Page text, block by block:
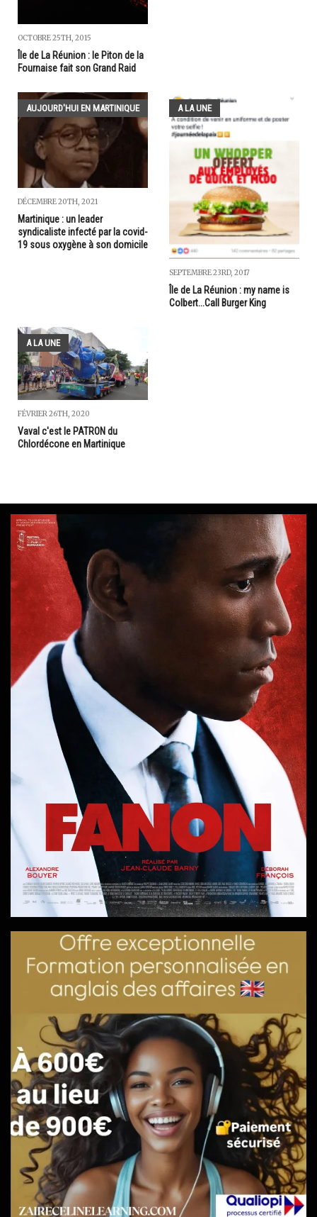
OCTOBRE 25TH, 2015
Île de La Réunion : le Piton de la
Fournaise fait son Grand Raid
AUJOURD'HUI EN MARTINIQUE
DÉCEMBRE 20TH, 2021
Martinique : un leader
syndicaliste infecté par la covid-
19 sous oxygène à son domicile
A LA UNE
SEPTEMBRE 23RD, 2017
Île de La Réunion : my name is
Colbert...Call Burger King
A LA UNE
FÉVRIER 26TH, 2020
Vaval c'est le PATRON du
Chlordécone en Martinique